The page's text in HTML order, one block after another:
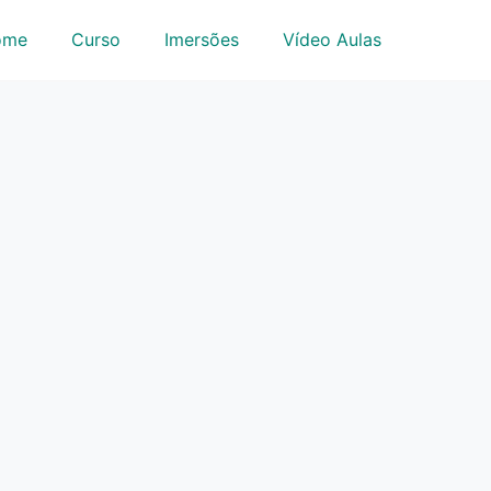
Curso Imersões Vídeo Aulas